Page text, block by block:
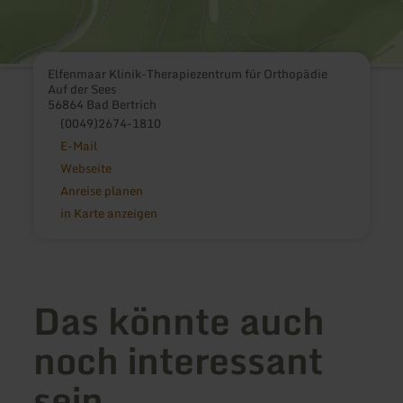
Elfenmaar Klinik-Therapiezentrum für Orthopädie
Auf der Sees
56864 Bad Bertrich
(0049)2674-1810
E-Mail
Webseite
Anreise planen
in Karte anzeigen
Das könnte auch
noch interessant